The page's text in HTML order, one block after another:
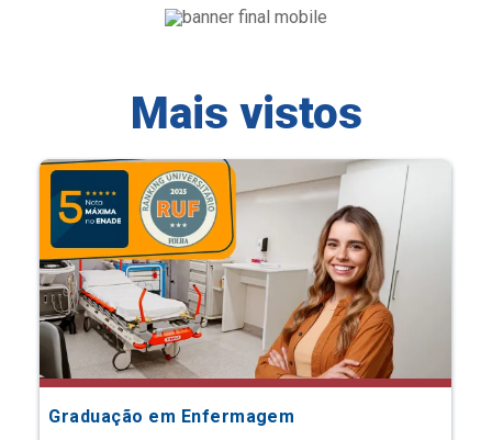
Mais vistos
Graduação em Enfermagem